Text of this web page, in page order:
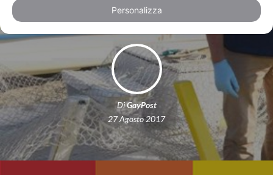
DiGayPost
27 Agosto 2017
Personalizza